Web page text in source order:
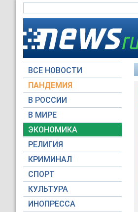
ВСЕ НОВОСТИ
ПАНДЕМИЯ
В РОССИИ
В МИРЕ
ЭКОНОМИКА
РЕЛИГИЯ
КРИМИНАЛ
СПОРТ
КУЛЬТУРА
ИНОПРЕССА